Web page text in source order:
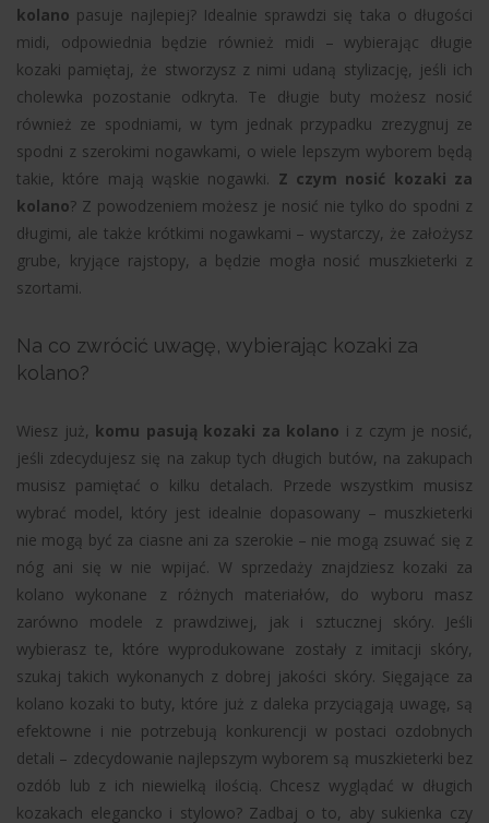
kolano pasuje najlepiej? Idealnie sprawdzi się taka o długości
midi, odpowiednia będzie również midi – wybierając długie
kozaki pamiętaj, że stworzysz z nimi udaną stylizację, jeśli ich
cholewka pozostanie odkryta. Te długie buty możesz nosić
również ze spodniami, w tym jednak przypadku zrezygnuj ze
spodni z szerokimi nogawkami, o wiele lepszym wyborem będą
takie, które mają wąskie nogawki. Z czym nosić kozaki za
kolano? Z powodzeniem możesz je nosić nie tylko do spodni z
długimi, ale także krótkimi nogawkami – wystarczy, że założysz
grube, kryjące rajstopy, a będzie mogła nosić muszkieterki z
szortami.
Na co zwrócić uwagę, wybierając kozaki za
kolano?
Wiesz już, komu pasują kozaki za kolano i z czym je nosić,
jeśli zdecydujesz się na zakup tych długich butów, na zakupach
musisz pamiętać o kilku detalach. Przede wszystkim musisz
wybrać model, który jest idealnie dopasowany – muszkieterki
nie mogą być za ciasne ani za szerokie – nie mogą zsuwać się z
nóg ani się w nie wpijać. W sprzedaży znajdziesz kozaki za
kolano wykonane z różnych materiałów, do wyboru masz
zarówno modele z prawdziwej, jak i sztucznej skóry. Jeśli
wybierasz te, które wyprodukowane zostały z imitacji skóry,
szukaj takich wykonanych z dobrej jakości skóry. Sięgające za
kolano kozaki to buty, które już z daleka przyciągają uwagę, są
efektowne i nie potrzebują konkurencji w postaci ozdobnych
detali – zdecydowanie najlepszym wyborem są muszkieterki bez
ozdób lub z ich niewielką ilością. Chcesz wyglądać w długich
kozakach elegancko i stylowo? Zadbaj o to, aby sukienka czy